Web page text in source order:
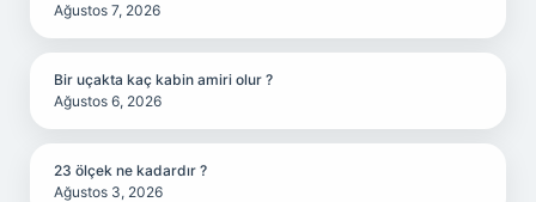
Ağustos 7, 2026
Bir uçakta kaç kabin amiri olur ?
Ağustos 6, 2026
23 ölçek ne kadardır ?
Ağustos 3, 2026